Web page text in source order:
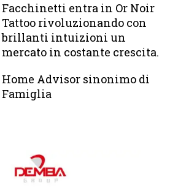
Facchinetti entra in Or Noir
Tattoo rivoluzionando con
brillanti intuizioni un
mercato in costante crescita.
Home Advisor sinonimo di
Famiglia